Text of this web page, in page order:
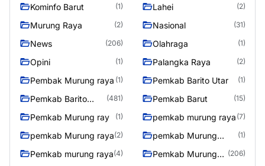
Kominfo Barut (1) Lahei (2)
Murung Raya (2) Nasional (31)
News (206) Olahraga (1)
Opini (1) Palangka Raya (2)
Pembak Murung raya (1) Pemkab Barito Utar (1)
Pemkab Barito
(481) Pemkab Barut (15)
Pemkab Murung ray (1) pemkab murung raya (7)
pemkab Murung raya(2)
pemkab Murung
(1)
Pemkab murung raya(4)
Pemkab Murung
(206)